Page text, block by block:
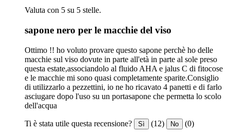
Valuta con 5 su 5 stelle.
sapone nero per le macchie del viso
Ottimo !! ho voluto provare questo sapone perchè ho delle
macchie sul viso dovute in parte all'età in parte al sole preso
questa estate,associandolo al fluido AHA e jalus C di fitocose
e le macchie mi sono quasi completamente sparite.Consiglio
di utilizzarlo a pezzettini, io ne ho ricavato 4 panetti e di farlo
asciugare dopo l'uso su un portasapone che permetta lo scolo
dell'acqua
Ti è stata utile questa recensione? Sì (12) No (0)